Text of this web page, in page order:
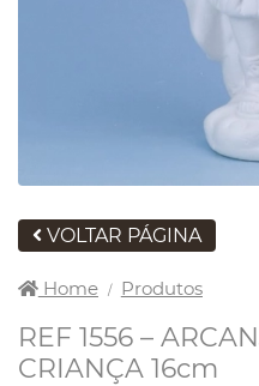
VOLTAR PÁGINA
Home / Produtos
REF 1556 –
CRIANÇA 16cm